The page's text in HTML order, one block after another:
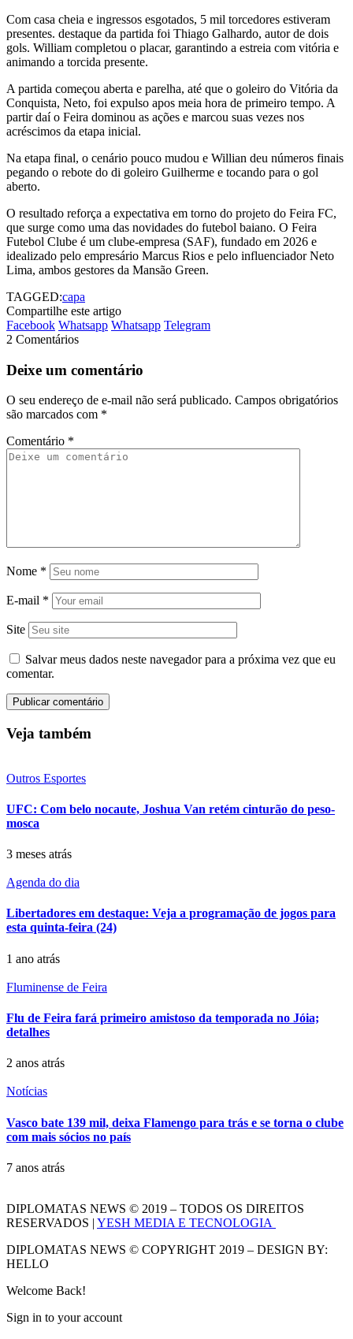
Com casa cheia e ingressos esgotados, 5 mil torcedores estiveram
presentes. destaque da partida foi Thiago Galhardo, autor de dois
gols. William completou o placar, garantindo a estreia com vitória e
animando a torcida presente.
A partida começou aberta e parelha, até que o goleiro do Vitória da
Conquista, Neto, foi expulso apos meia hora de primeiro tempo. A
partir daí o Feira dominou as ações e marcou suas vezes nos
acréscimos da etapa inicial.
Na etapa final, o cenário pouco mudou e Willian deu números finais
pegando o rebote do di goleiro Guilherme e tocando para o gol
aberto.
O resultado reforça a expectativa em torno do projeto do Feira FC,
que surge como uma das novidades do futebol baiano. O Feira
Futebol Clube é um clube-empresa (SAF), fundado em 2026 e
idealizado pelo empresário Marcus Rios e pelo influenciador Neto
Lima, ambos gestores da Mansão Green.
TAGGED:capa
Compartilhe este artigo
Facebook Whatsapp Whatsapp Telegram
2 Comentários
Deixe um comentário
O seu endereço de e-mail não será publicado. Campos obrigatórios
são marcados com *
Comentário *
Nome *
E-mail *
Site
Salvar meus dados neste navegador para a próxima vez que eu
comentar.
Veja também
Outros Esportes
UFC: Com belo nocaute, Joshua Van retém cinturão do peso-
mosca
3 meses atrás
Agenda do dia
Libertadores em destaque: Veja a programação de jogos para
esta quinta-feira (24)
1 ano atrás
Fluminense de Feira
Flu de Feira fará primeiro amistoso da temporada no Jóia;
detalhes
2 anos atrás
Notícias
Vasco bate 139 mil, deixa Flamengo para trás e se torna o clube
com mais sócios no país
7 anos atrás
DIPLOMATAS NEWS © 2019 – TODOS OS DIREITOS
RESERVADOS | YESH MEDIA E TECNOLOGIA
DIPLOMATAS NEWS © COPYRIGHT 2019 – DESIGN BY:
HELLO
Welcome Back!
Sign in to your account